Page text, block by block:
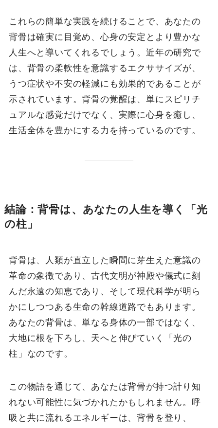
これらの簡単な実践を続けることで、あなたの
背骨は確実に目覚め、心身の安定とより豊かな
人生へと導いてくれるでしょう。近年の研究で
は、背骨の柔軟性を意識するエクササイズが、
うつ症状や不安の軽減にも効果的であることが
示されています。背骨の覚醒は、単にスピリチ
ュアルな感覚だけでなく、実際に心身を癒し、
生活全体を豊かにする力を持っているのです。
結論：背骨は、あなたの人生を導く「光
の柱」
背骨は、人類が直立した瞬間に芽生えた意識の
革命の象徴であり、古代文明が神殿や儀式に刻
んだ永遠の知恵であり、そして現代科学が明ら
かにしつつある生命の幹線道路でもあります。
あなたの背骨は、単なる身体の一部ではなく、
大地に根を下ろし、天へと伸びていく「光の
柱」なのです。
この物語を通じて、あなたは背骨が持つ計り知
れない可能性に気づかれたかもしれません。呼
吸と共に流れるエネルギーは、背骨を登り、